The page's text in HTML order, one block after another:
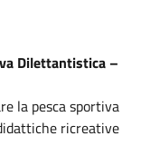
Dilettantistica –
la pesca sportiva
ricreative